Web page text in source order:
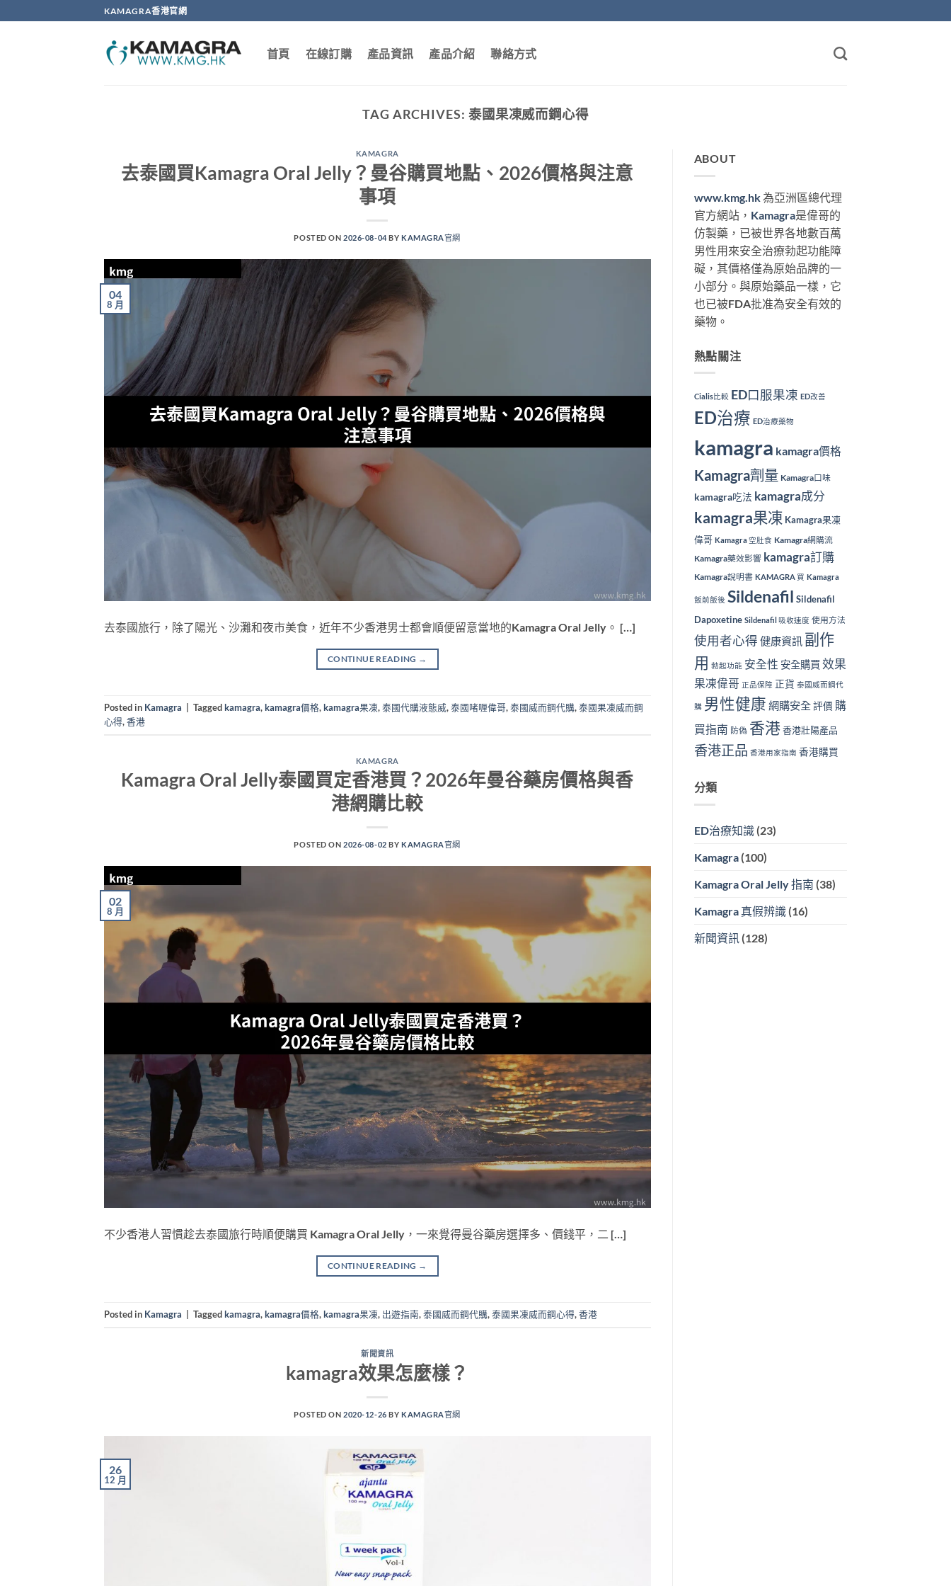
to
KAMAGRA香港官網
首頁 在線訂購 產品資訊 產品介紹 聯絡方式
TAG ARCHIVES: 泰國果凍威而鋼心得
KAMAGRA
去泰國買Kamagra Oral Jelly？曼谷購買地點、2026價格與注意
事項
POSTED ON2026-08-04BY KAMAGRA官網
04
8 月
去泰國旅行，除了陽光、沙灘和夜市美食，近年不少香港男士都會順便留意當地的Kamagra Oral Jelly。 […]
CONTINUE READING →
Posted in Kamagra Taggedkamagra,kamagra價格,kamagra果凍,泰國代購液態威,泰國啫喱偉哥,泰國威而鋼代購,泰國果凍威而鋼
心得,香港
KAMAGRA
Kamagra Oral Jelly泰國買定香港買？2026年曼谷藥房價格與香
港網購比較
POSTED ON2026-08-02 BY KAMAGRA官網
02
8 月
不少香港人習慣趁去泰國旅行時順便購買 Kamagra Oral Jelly，一來覺得曼谷藥房選擇多、價錢平，二 […]
CONTINUE READING →
Posted in Kamagra Taggedkamagra,kamagra價格,kamagra果凍, 出遊指南,泰國威而鋼代購,泰國果凍威而鋼心得,香港
新聞資訊
kamagra效果怎麼樣？
POSTED ON2020-12-26 BY KAMAGRA官網
26
12 月
ABOUT
www.kmg.hk為亞洲區總代理
官方網站， Kamagra是偉哥的
仿製藥，已被世界各地數百萬
男性用來安全治療勃起功能障
礙，其價格僅為原始品牌的一
小部分。與原始藥品一樣，它
也已被FDA批准為安全有效的
藥物。
熱點關注
Cialis比較 ED口服果凍 ED改善
ED治療 ED治療藥物
kamagra kamagra價格
Kamagra劑量 Kamagra口味
kamagra吃法 kamagra成分
kamagra果凍 Kamagra果凍
偉哥 Kamagra 空肚食 Kamagra網購流
Kamagra藥效影響 kamagra訂購
Kamagra說明書 KAMAGRA 買 Kamagra
飯前飯後 Sildenafil Sildenafil
Dapoxetine Sildenafil 吸收速度 使用方法
使用者心得 健康資訊 副作
用 勃起功能 安全性 安全購買 效果
果凍偉哥 正品保障 正貨 泰國威而鋼代
購 男性健康 網購安全 評價 購
買指南 防偽 香港 香港壯陽產品
香港正品 香港用家指南 香港購買
分類
ED治療知識(23)
Kamagra(100)
Kamagra Oral Jelly 指南 (38)
Kamagra 真假辨識(16)
新聞資訊(128)